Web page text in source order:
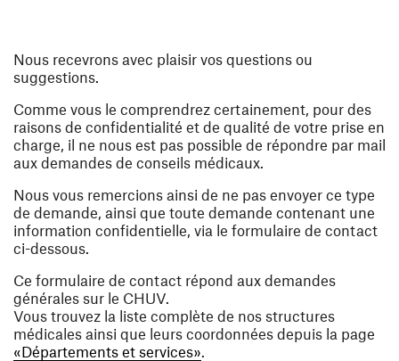
Nous recevrons avec plaisir vos questions ou
suggestions.
Comme vous le comprendrez certainement, pour des
raisons de confidentialité et de qualité de votre prise en
charge, il ne nous est pas possible de répondre par mail
aux demandes de conseils médicaux.
Nous vous remercions ainsi de ne pas envoyer ce type
de demande, ainsi que toute demande contenant une
information confidentielle, via le formulaire de contact
ci-dessous.
Ce formulaire de contact répond aux demandes
générales sur le CHUV.
Vous trouvez la liste complète de nos structures
médicales ainsi que leurs coordonnées depuis la page
«Départements et services».